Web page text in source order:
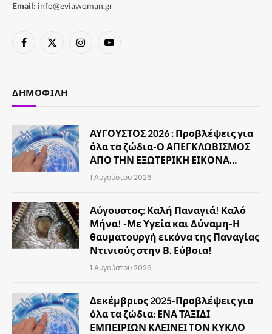
Email: info@eviawoman.gr
Facebook
X
InstagramYouTube
ΔΗΜΟΦΙΛΉ
ΑΥΓΟΥΣΤΟΣ 2026 : Προβλέψεις για
όλα τα ζώδια-Ο ΑΠΕΓΚΛΩΒΙΣΜΟΣ
ΑΠΟ ΤΗΝ ΕΞΩΤΕΡΙΚΗ ΕΙΚΟΝΑ…
1 Αυγούστου 2026
Αύγουστος: Καλή Παναγιά! Καλό
Μήνα! -Με Υγεία και Δύναμη-Η
θαυματουργή εικόνα της Παναγίας
Ντινιούς στην Β. Εύβοια!
1 Αυγούστου 2026
Δεκέμβριος 2025-Προβλέψεις για
όλα τα ζώδια: ΕΝΑ ΤΑΞΙΔΙ
ΕΜΠΕΙΡΙΩΝ ΚΛΕΙΝΕΙ ΤΟΝ ΚΥΚΛΟ